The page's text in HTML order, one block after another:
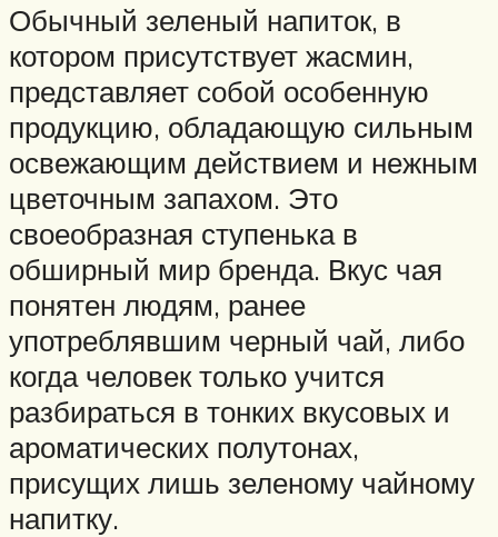
Обычный зеленый напиток, в
котором присутствует жасмин,
представляет собой особенную
продукцию, обладающую сильным
освежающим действием и нежным
цветочным запахом. Это
своеобразная ступенька в
обширный мир бренда. Вкус чая
понятен людям, ранее
употреблявшим черный чай, либо
когда человек только учится
разбираться в тонких вкусовых и
ароматических полутонах,
присущих лишь зеленому чайному
напитку.